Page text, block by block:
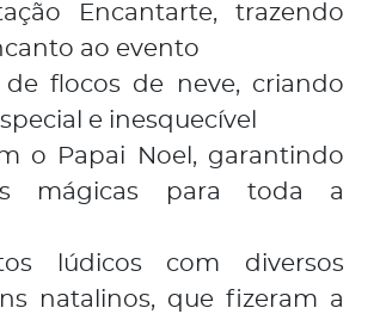
Encantarte, trazendo
ao evento
de flocos de neve, criando
e inesquecível
o Papai Noel, garantindo
mágicas para toda a
lúdicos com diversos
natalinos, que fizeram a